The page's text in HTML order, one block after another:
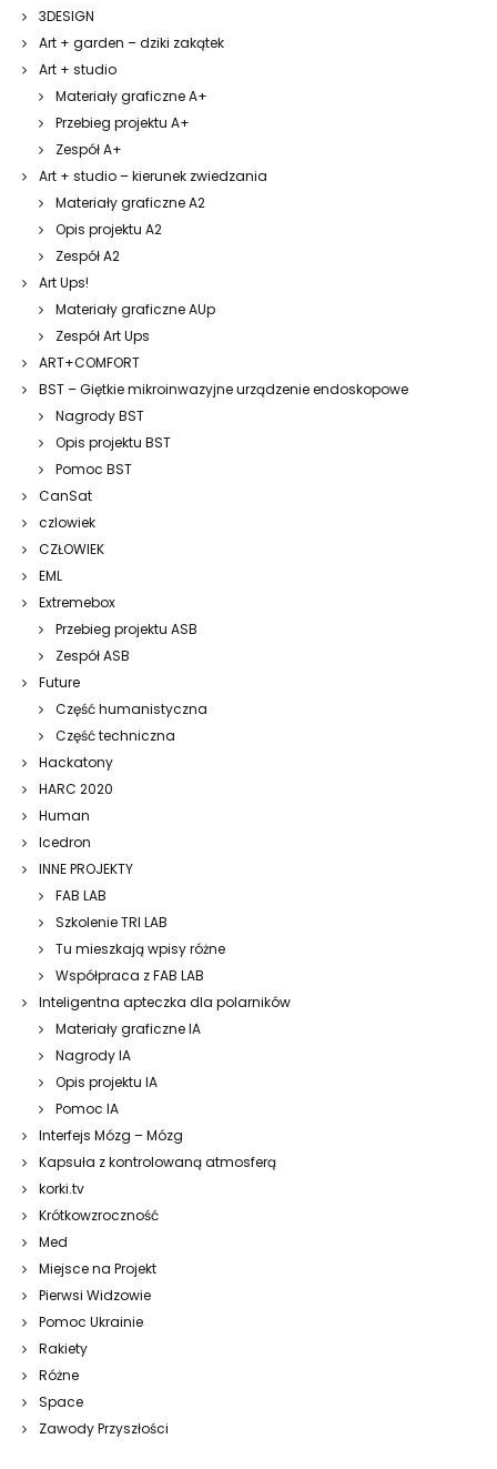
3DESIGN
Art + garden – dziki zakątek
Art + studio
Materiały graficzne A+
Przebieg projektu A+
Zespół A+
Art + studio – kierunek zwiedzania
Materiały graficzne A2
Opis projektu A2
Zespół A2
Art Ups!
Materiały graficzne AUp
Zespół Art Ups
ART+COMFORT
BST – Giętkie mikroinwazyjne urządzenie endoskopowe
Nagrody BST
Opis projektu BST
Pomoc BST
CanSat
czlowiek
CZŁOWIEK
EML
Extremebox
Przebieg projektu ASB
Zespół ASB
Future
Część humanistyczna
Część techniczna
Hackatony
HARC 2020
Human
Icedron
INNE PROJEKTY
FAB LAB
Szkolenie TRI LAB
Tu mieszkają wpisy różne
Współpraca z FAB LAB
Inteligentna apteczka dla polarników
Materiały graficzne IA
Nagrody IA
Opis projektu IA
Pomoc IA
Interfejs Mózg – Mózg
Kapsuła z kontrolowaną atmosferą
korki.tv
Krótkowzroczność
Med
Miejsce na Projekt
Pierwsi Widzowie
Pomoc Ukrainie
Rakiety
Różne
Space
Zawody Przyszłości